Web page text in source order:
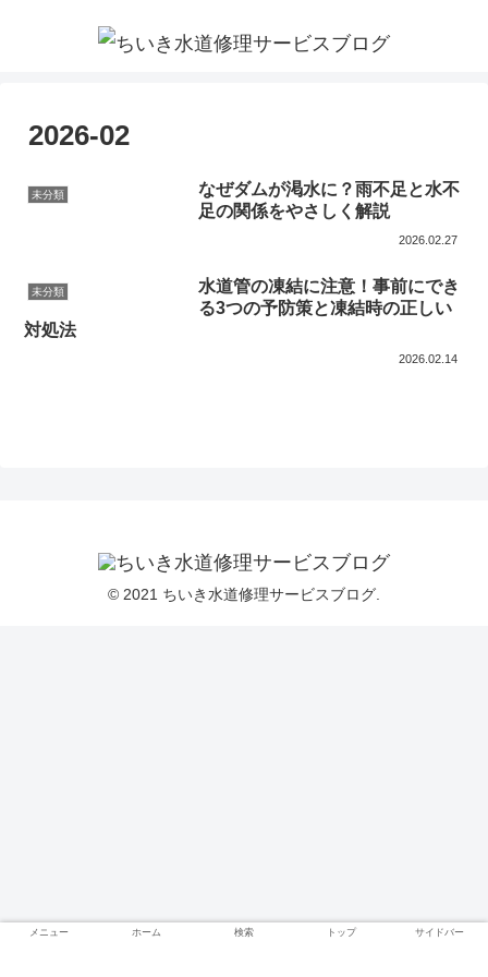
2026-02
未分類
なぜダムが渇水に？雨不足と水不
足の関係をやさしく解説
2026.02.27
未分類
水道管の凍結に注意！事前にでき
る3つの予防策と凍結時の正しい
対処法
2026.02.14
© 2021 ちいき水道修理サービスブログ.
メニュー ホーム 検索 トップ サイドバー